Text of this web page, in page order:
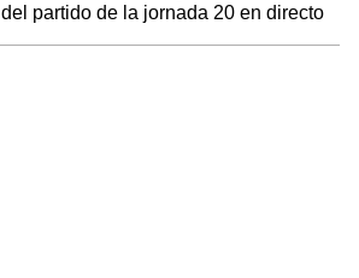
del partido de la jornada 20 en directo